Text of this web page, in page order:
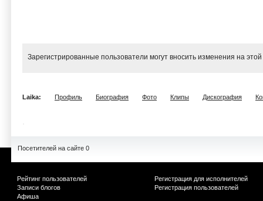
Зарегистрированные пользователи могут вносить изменения на
Laika: Профиль Биография Фото Клипы Дискография
Посетителей на сайте 0
Рейтинг пользователей
Записи блогов
Афиша
Регистрация для исполнителей
Регистрация пользователей